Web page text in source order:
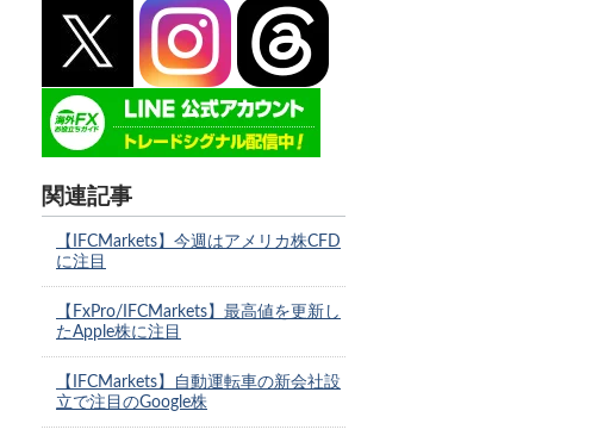
関連記事
【IFCMarkets】今週はアメリカ株CFD
に注目
【FxPro/IFCMarkets】最高値を更新し
たApple株に注目
【IFCMarkets】自動運転車の新会社設
立で注目のGoogle株